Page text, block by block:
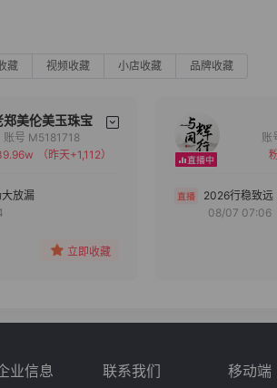
藏 视频收藏 小店收藏 品牌收藏
郑美伦美玉珠宝
备注
分组
账号 M5181718
（昨天+1,112）
放漏
立即收藏
2026行稳致远
08/07 07:06
业信息 联系我们 移动端